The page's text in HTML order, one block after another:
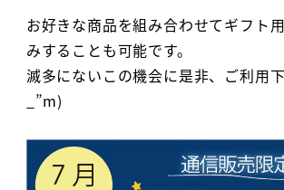
お好きな商品を組み合わせてギフト
みすることも可能です。
滅多にないこの機会に是非、ご利用
_”m)